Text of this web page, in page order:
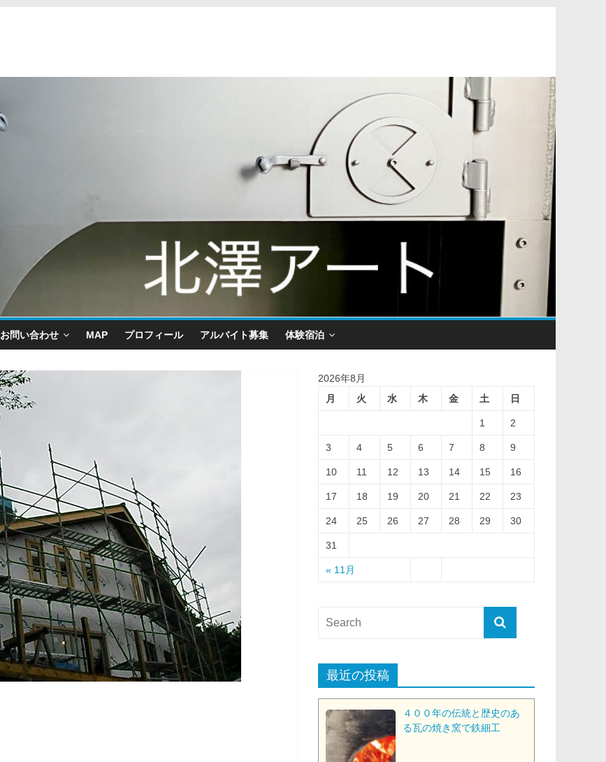
お問い合わせ MAP プロフィール アルバイト募集 体験宿泊
2026年8月
月
火 水 木 金 土 日
« 11月
1 2
3 4 5 6 7 8 9
10 11 12 13 14 15 16
17 18 19 20 21 22 23
24 25 26 27 28 29 30
31
最近の投稿
４００年の伝統と歴史のあ
る瓦の焼き窯で鉄細工